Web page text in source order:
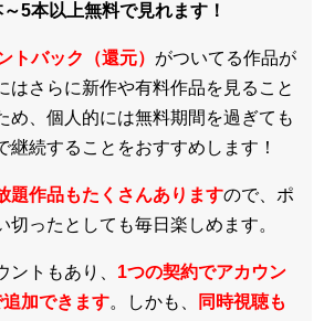
5本以上無料で見れます！
トバック（還元） がついてる作品が
はさらに新作や有料作品を見ること
め、個人的には無料期間を過ぎても
継続することをおすすめします！
題作品もたくさんありますので、ポ
切ったとしても毎日楽しめます。
トもあり、 1つの契約でアカウン
追加できます。しかも、
同時視聴も